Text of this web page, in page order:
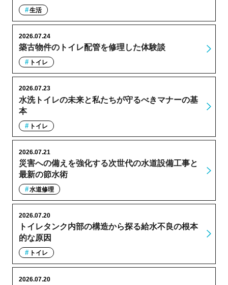
生活
築古物件のトイレ配管を修理した体験談
2026.07.24
トイレ
水洗トイレの未来と私たちが守るべきマナーの基
本
2026.07.23
トイレ
災害への備えを強化する次世代の水道設備工事と
最新の節水術
2026.07.21
水道修理
トイレタンク内部の構造から探る給水不良の根本
的な原因
2026.07.20
トイレ
2026.07.20